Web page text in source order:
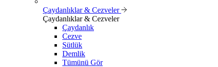
Çaydanlıklar & Cezveler
Çaydanlıklar & Cezveler
Çaydanlık
Cezve
Sütlük
Demlik
Tümünü Gör